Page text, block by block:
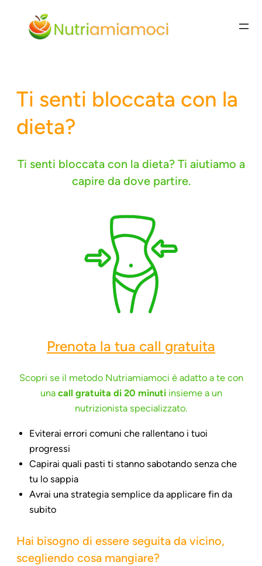
contenuto
Ti senti bloccata con la
dieta?
Ti senti bloccata con la dieta? Ti aiutiamo a
capire da dove partire.
Prenota la tua call gratuita
Scopri se il metodo Nutriamiamoci è adatto a te con
una call gratuita di 20 minutiinsieme a un
nutrizionista specializzato.
Eviterai errori comuni che rallentano i tuoi
progressi
Capirai quali pasti ti stanno sabotando senza che
tu lo sappia
Avrai una strategia semplice da applicare fin da
subito
Hai bisogno di essere seguita da vicino,
scegliendo cosa mangiare?